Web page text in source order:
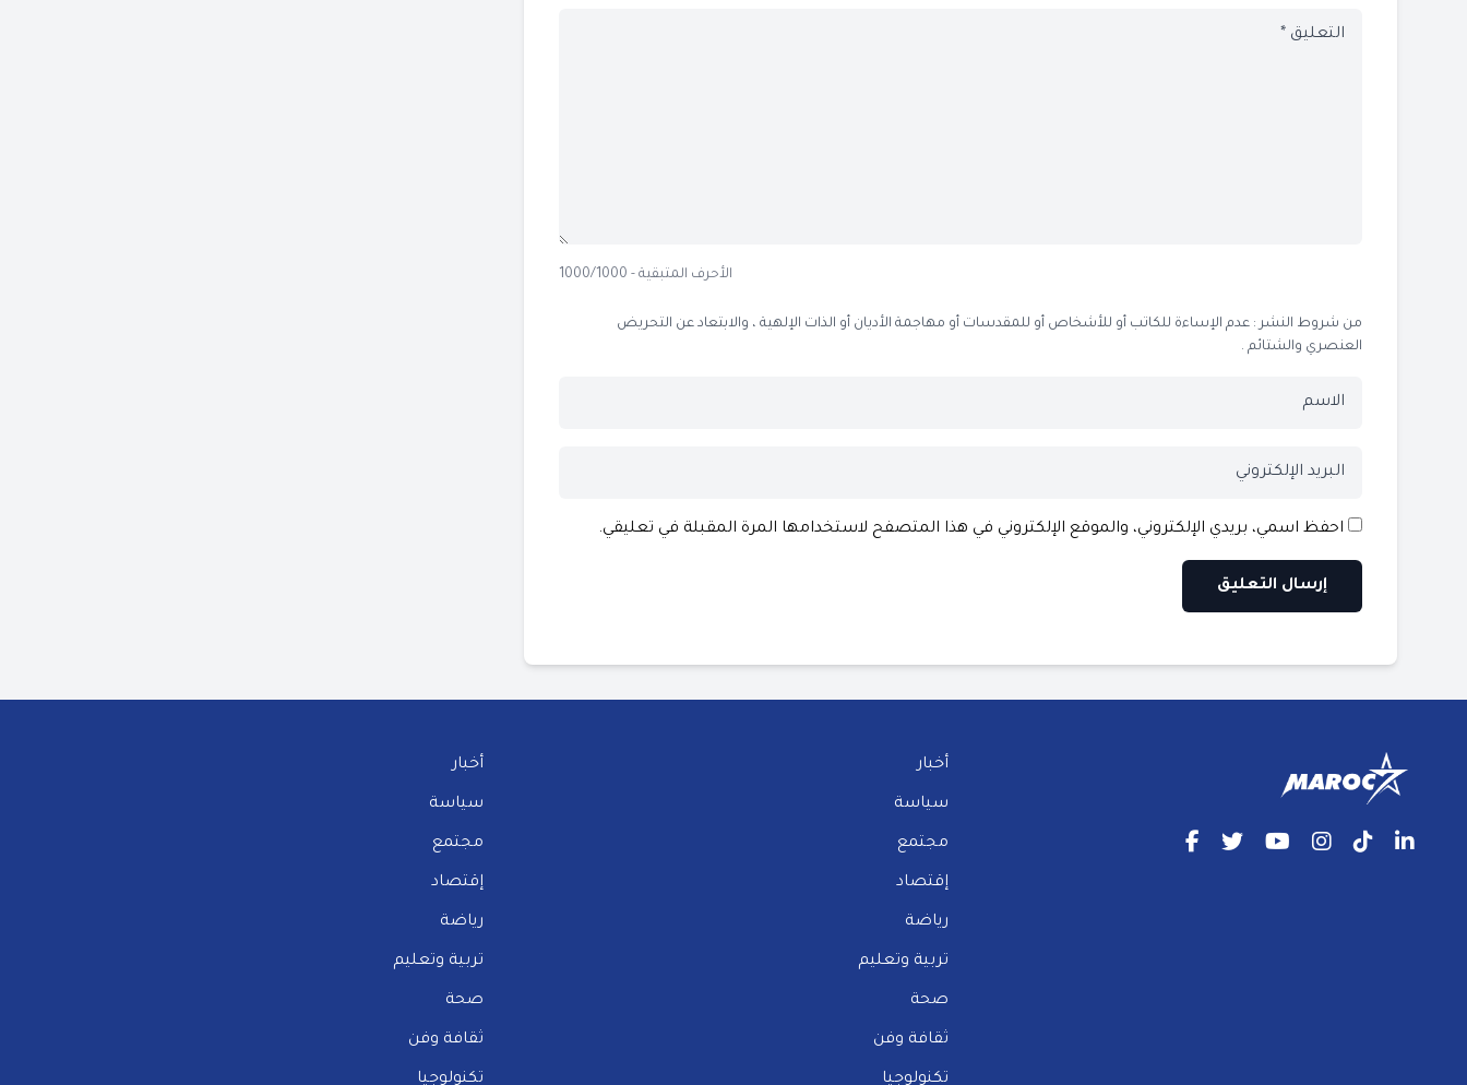
الأحرف المتبقية - 1000/1000
من شروط النشر : عدم الإساءة للكاتب أو للأشخاص أو للمقدسات أو مهاجمة الأديان أو الذات الإلهية ، والابتعاد عن التحريض
العنصري والشتائم .
احفظ اسمي، بريدي الإلكتروني، والموقع الإلكتروني في هذا المتصفح لاستخدامها المرة المقبلة في تعليقي.
أخبار
سياسة
مجتمع
إقتصاد
رياضة
تربية وتعليم
صحة
ثقافة وفن
تكنولوجيا
أخبار
سياسة
مجتمع
إقتصاد
رياضة
تربية وتعليم
صحة
ثقافة وفن
تكنولوجيا